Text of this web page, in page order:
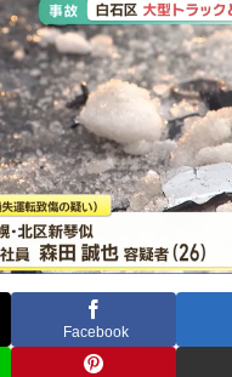
Facebook